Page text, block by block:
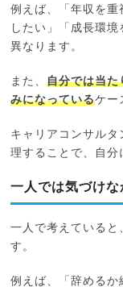
例えば、「年収を重
したい」「成長環
異なります。
また、自分では当た
みになっているケー
キャリアコンサル
理することで、自分
一人では気づけ
一人で考えていると
す。
例えば、「辞めるか